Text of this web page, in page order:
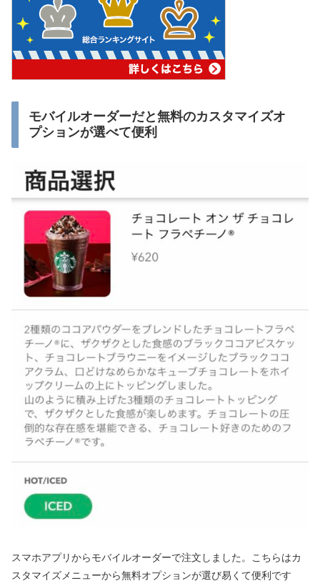
モバイルオーダーだと無料のカスタマイズオ
プションが選べて便利
スマホアプリからモバイルオーダーで注文しました。こちらはカ
スタマイズメニューから無料オプションが選び易くて便利です